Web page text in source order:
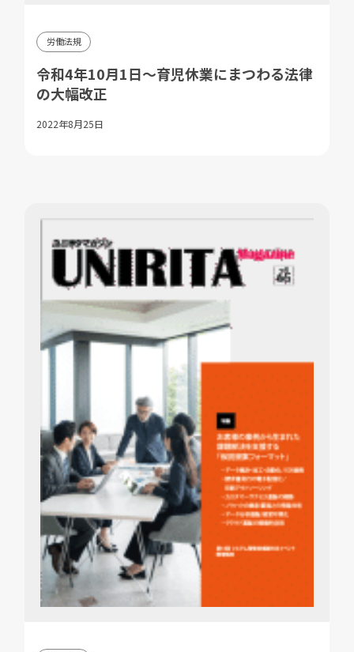
労働法規
令和4年10月1日～育児休業にまつわる法律
の大幅改正
2022年8月25日